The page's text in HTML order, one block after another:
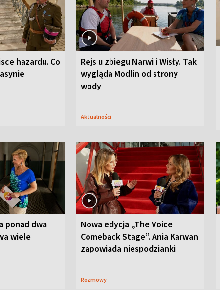
hazardu. Co
Rejs u zbiegu Narwi i Wisły. Tak
wygląda Modlin od strony
wody
Aktualności
ponad dwa
wiele
Nowa edycja „The Voice
Comeback Stage”. Ania Karwan
zapowiada niespodzianki
Rozmowy